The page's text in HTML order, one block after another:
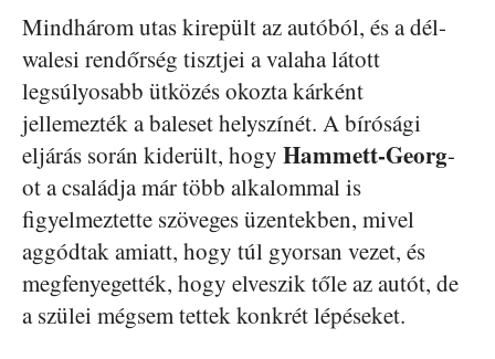
Mindhárom utas kirepült az autóból, és a dél-
walesi rendőrség tisztjei a valaha látott
legsúlyosabb ütközés okozta kárként
jellemezték a baleset helyszínét. A bírósági
eljárás során kiderült, hogy Hammett-Georg-
ot a családja már több alkalommal is
figyelmeztette szöveges üzentekben, mivel
aggódtak amiatt, hogy túl gyorsan vezet, és
megfenyegették, hogy elveszik tőle az autót, de
a szülei mégsem tettek konkrét lépéseket.